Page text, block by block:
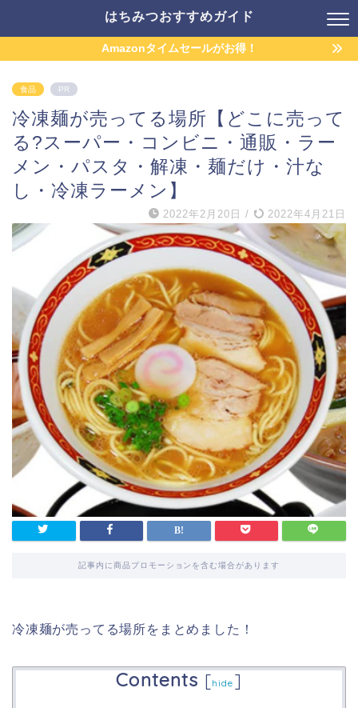
はちみつおすすめガイド
Amazonタイムセールがお得！
食品 PR
冷凍麺が売ってる場所【どこに売って
る?スーパー・コンビニ・通販・ラー
メン・パスタ・解凍・麺だけ・汁な
し・冷凍ラーメン】
2022年2月20日 / 2022年4月21日
記事内に商品プロモーションを含む場合があります
冷凍麺が売ってる場所をまとめました！
Contents [hide ]